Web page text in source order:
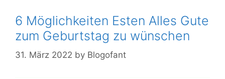
6 Möglichkeiten Esten Alles Gute
zum Geburtstag zu wünschen
31. März 2022 by Blogofant